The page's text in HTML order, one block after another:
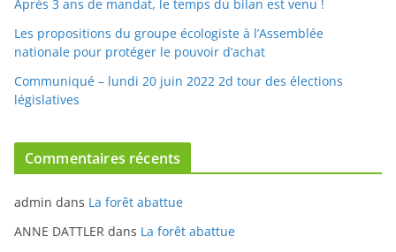
Communiqué – lundi 20 juin 2022 2d tour des élections
législatives
Commentaires récents
admindansLa forêt abattue
admin dans Cuisiner bio ?
1011dans Cuisiner bio ?